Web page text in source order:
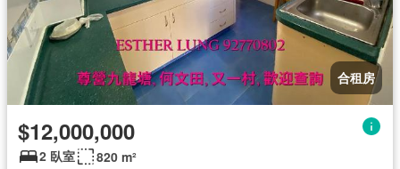
合租房
$12,000,000
2 臥室 820 m²